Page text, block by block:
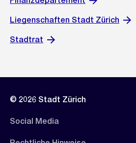
Liegenschaften Stadt Zürich
Stadtrat
© 2026 Stadt Zürich
Social Media